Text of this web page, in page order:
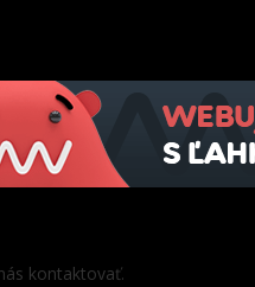
kontaktovať.